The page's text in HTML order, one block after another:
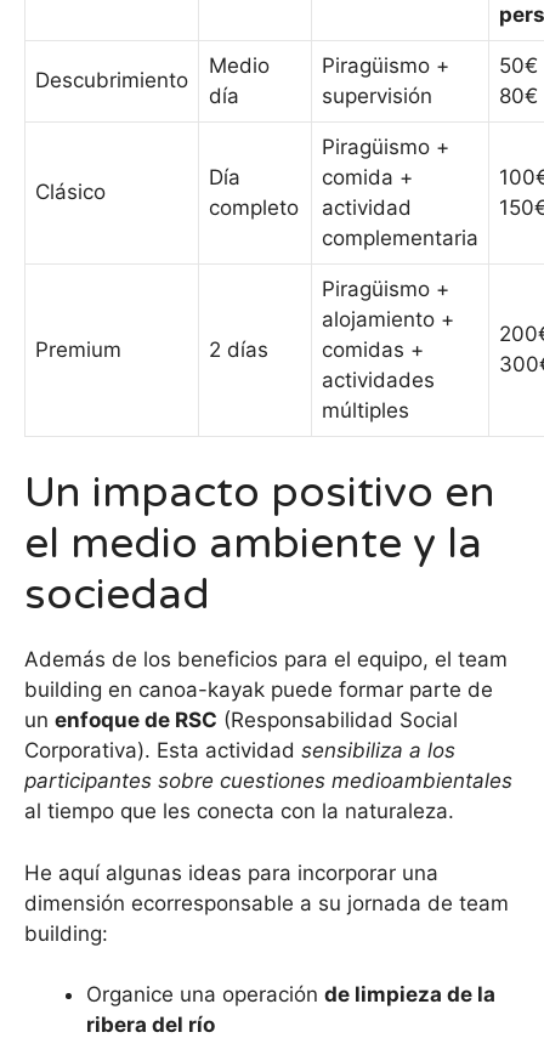
Descubrimiento
Medio
día
Piragüismo +
supervisión
50€
80€
Clásico
Día
completo
Piragüismo +
comida +
actividad
complementaria
Premium 2 días
Piragüismo +
alojamiento +
comidas +
actividades
múltiples
Un impacto positivo en
el medio ambiente y la
sociedad
Además de los beneficios para el equipo, el team
building en canoa-kayak puede formar parte de
un enfoque de RSC (Responsabilidad Social
Corporativa). Esta actividad sensibiliza a los
participantes sobre cuestiones medioambientales
al tiempo que les conecta con la naturaleza.
He aquí algunas ideas para incorporar una
dimensión ecorresponsable a su jornada de team
building:
Organice una operación de limpieza de la
ribera del río